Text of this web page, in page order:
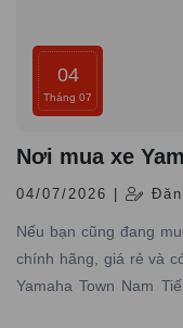
04
Tháng 07
Nơi mua xe
04/07/2026 |
Nếu bạn cũng đang
chính hãng, giá rẻ và
Yamaha Town Nam